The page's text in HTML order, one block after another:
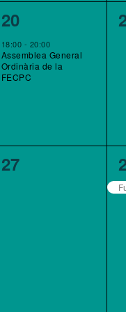
1
esdeveniment,
20
18:00 - 20:00
Assemblea General
Ordinària de la
FECPC
0
27